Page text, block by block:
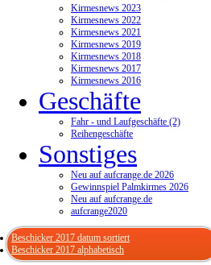
Kirmesnews 2023
Kirmesnews 2022
Kirmesnews 2021
Kirmesnews 2019
Kirmesnews 2018
Kirmesnews 2017
Kirmesnews 2016
Geschäfte
Fahr - und Laufgeschäfte (2)
Reihengeschäfte
Sonstiges
Neu auf aufcrange.de 2026
Gewinnspiel Palmkirmes 2026
Neu auf aufcrange.de
aufcrange2020
Beschicker 2017 datum sortiert
Beschicker 2017 alphabetisch